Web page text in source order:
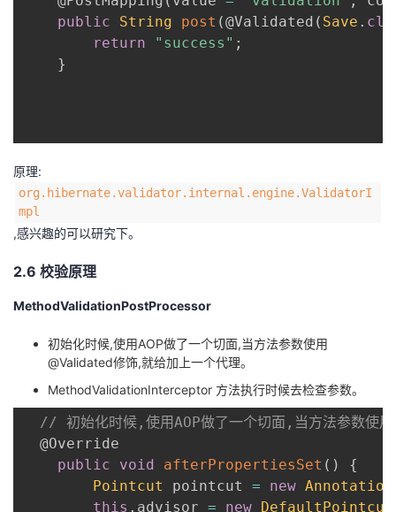
public
String post (@Validated ( Save .
return
"success" ;
}
原理:
org.hibernate.validator.internal.engine.ValidatorI
mpl
,感兴趣的可以研究下。
2.6 校验原理
MethodValidationPostProcessor
初始化时候,使用AOP做了一个切面,当方法参数使用
@Validated修饰,就给加上一个代理。
MethodValidationInterceptor 方法执行时候去检查参数。
// 初始化时候,使用AOP做了一个切面,当方法参数使
@Override
public
void afterPropertiesSet ( )
{
Pointcut
pointcut = new
this . advisor = new